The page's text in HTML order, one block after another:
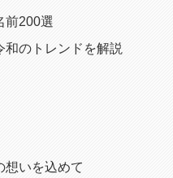
前200選
のトレンドを解説
想いを込めて